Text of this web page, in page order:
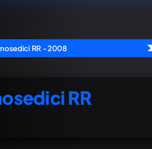
RR - 2008
RR